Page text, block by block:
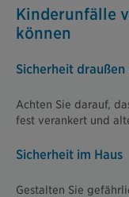
Kinderunfälle
können
Sicherheit draußen
Achten Sie darauf,
fest verankert und
Sicherheit im Haus
Gestalten Sie